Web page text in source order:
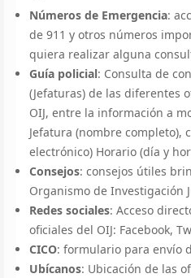
Números de Emergencia:
de 911 y otros números
quiera realizar alguna
Guía policial: Consulta de
(Jefaturas) de las diferentes
OIJ, entre la información a
Jefatura (nombre completo),
electrónico) Horario (día y
Consejos: consejos útiles
Organismo de Investigación
Redes sociales: Acceso
oficiales del OIJ: Facebook,
CICO: formulario para envío
Ubícanos: Ubicación de las